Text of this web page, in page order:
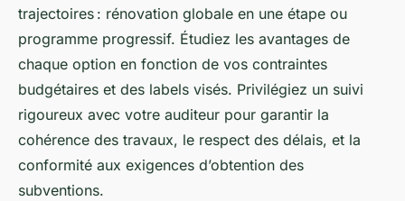
trajectoires : rénovation globale en une étape ou
programme progressif. Étudiez les avantages de
chaque option en fonction de vos contraintes
budgétaires et des labels visés. Privilégiez un suivi
rigoureux avec votre auditeur pour garantir la
cohérence des travaux, le respect des délais, et la
conformité aux exigences d’obtention des
subventions.